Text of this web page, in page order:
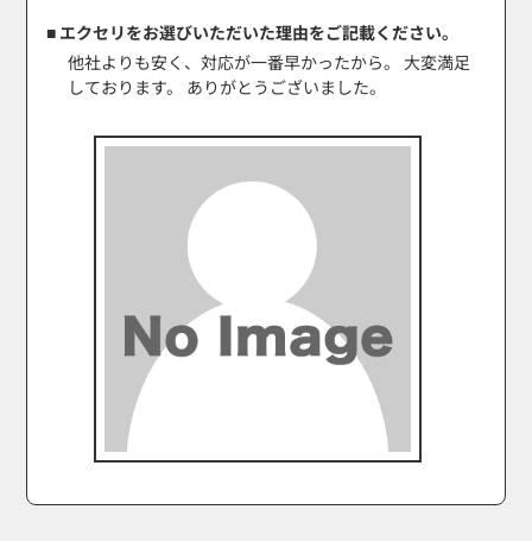
■ エクセリをお選びいただいた理由をご記載ください。
他社よりも安く、対応が一番早かったから。 大変満足
しております。 ありがとうございました。